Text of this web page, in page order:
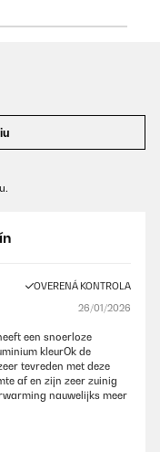
OVERENÁ KONTROLA
26/01/2026
een snoerloze
kleurOk de
tevreden met deze
af en zijn zeer zuinig
nauwelijks meer